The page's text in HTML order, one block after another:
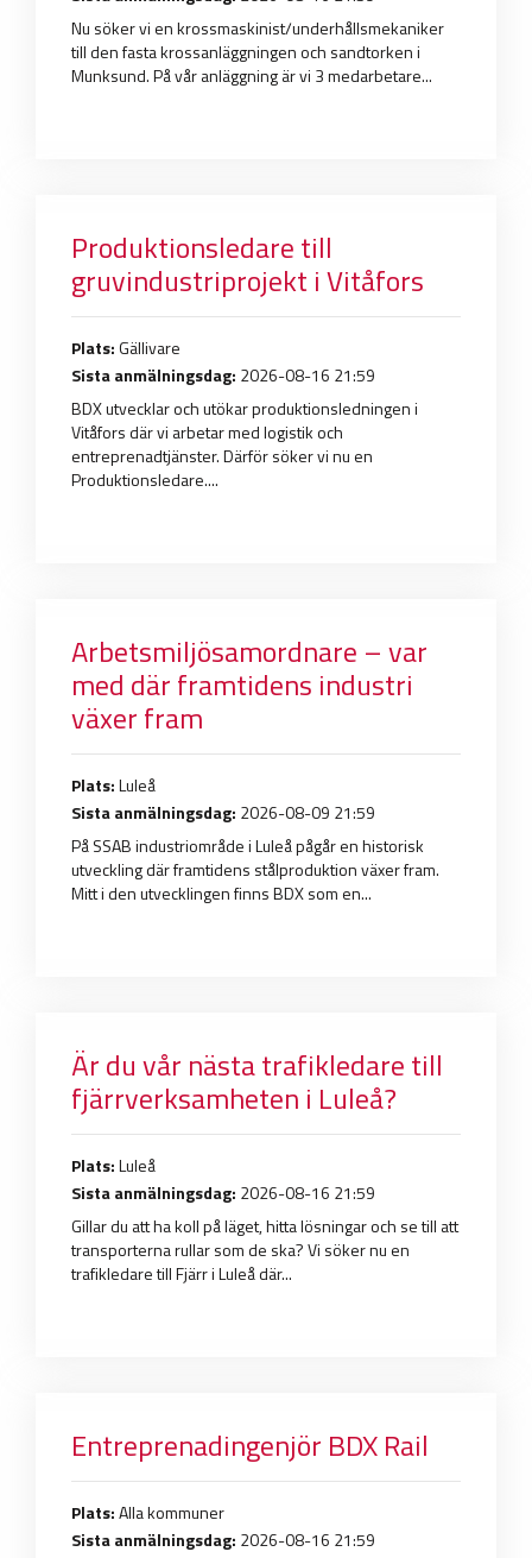
Nu söker vi en krossmaskinist/underhållsmekaniker
till den fasta krossanläggningen och sandtorken i
Munksund. På vår anläggning är vi 3 medarbetare...
Produktionsledare till
gruvindustriprojekt i Vitåfors
Plats:Gällivare
Sista anmälningsdag: 2026-08-16 21:59
BDX utvecklar och utökar produktionsledningen i
Vitåfors där vi arbetar med logistik och
entreprenadtjänster. Därför söker vi nu en
Produktionsledare....
Arbetsmiljösamordnare – var
med där framtidens industri
växer fram
Plats:Luleå
Sista anmälningsdag: 2026-08-09 21:59
På SSAB industriområde i Luleå pågår en historisk
utveckling där framtidens stålproduktion växer fram.
Mitt i den utvecklingen finns BDX som en...
Är du vår nästa trafikledare till
fjärrverksamheten i Luleå?
Plats:Luleå
Sista anmälningsdag: 2026-08-16 21:59
Gillar du att ha koll på läget, hitta lösningar och se till att
transporterna rullar som de ska? Vi söker nu en
trafikledare till Fjärr i Luleå där...
Entreprenadingenjör BDX Rail
Plats:Alla kommuner
Sista anmälningsdag: 2026-08-16 21:59